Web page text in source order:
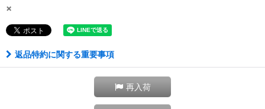
×
返品特約に関する重要事項
再入荷